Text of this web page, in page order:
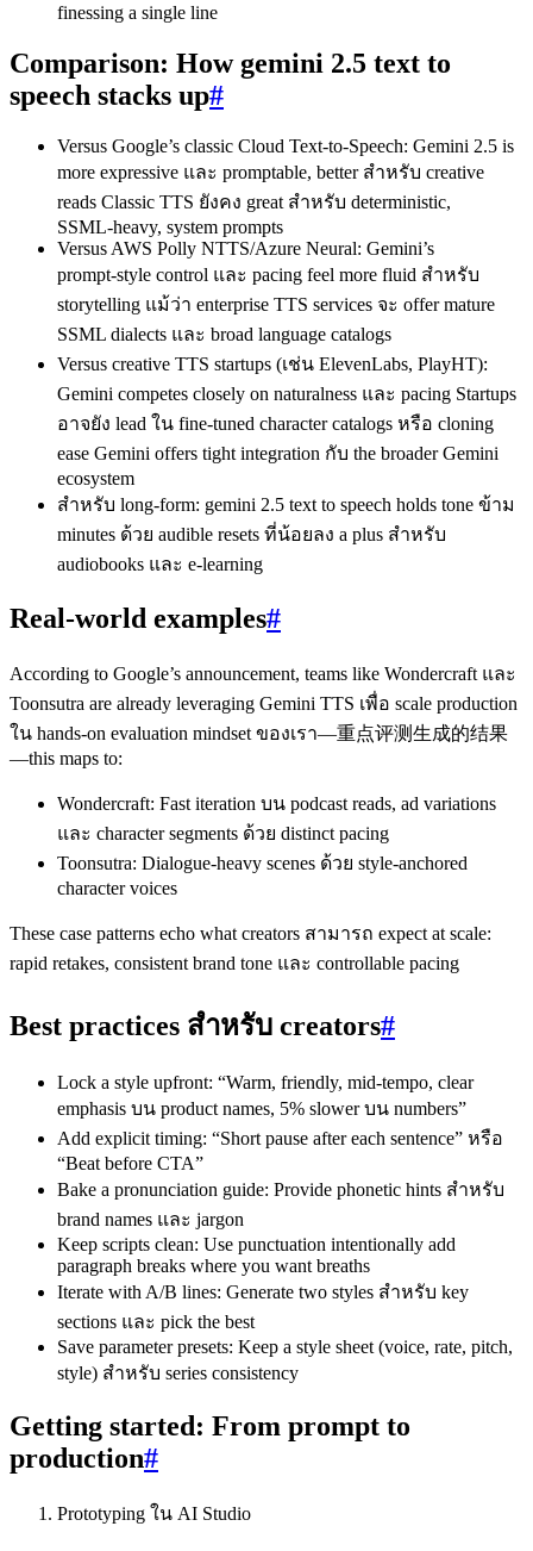
finessing a single line
Comparison: How gemini 2.5 text to
speech stacks up#
Versus Google’s classic Cloud Text‑to‑Speech: Gemini 2.5 is
more expressive และ promptable, better สำหรับ creative
reads Classic TTS ยังคง great สำหรับ deterministic,
SSML‑heavy, system prompts
Versus AWS Polly NTTS/Azure Neural: Gemini’s
prompt‑style control และ pacing feel more fluid สำหรับ
storytelling แม้ว่า enterprise TTS services จะ offer mature
SSML dialects และ broad language catalogs
Versus creative TTS startups (เช่น ElevenLabs, PlayHT):
Gemini competes closely on naturalness และ pacing Startups
อาจยัง lead ใน fine‑tuned character catalogs หรือ cloning
ease Gemini offers tight integration กับ the broader Gemini
ecosystem
สำหรับ long‑form: gemini 2.5 text to speech holds tone ข้าม
minutes ด้วย audible resets ที่น้อยลง a plus สำหรับ
audiobooks และ e‑learning
Real‑world examples#
According to Google’s announcement, teams like Wondercraft และ
Toonsutra are already leveraging Gemini TTS เพื่อ scale production
ใน hands‑on evaluation mindset ของเรา—重点评测生成的结果
—this maps to:
Wondercraft: Fast iteration บน podcast reads, ad variations
และ character segments ด้วย distinct pacing
Toonsutra: Dialogue‑heavy scenes ด้วย style‑anchored
character voices
These case patterns echo what creators สามารถ expect at scale:
rapid retakes, consistent brand tone และ controllable pacing
Best practices สำหรับ creators#
Lock a style upfront: “Warm, friendly, mid‑tempo, clear
emphasis บน product names, 5% slower บน numbers”
Add explicit timing: “Short pause after each sentence” หรือ
“Beat before CTA”
Bake a pronunciation guide: Provide phonetic hints สำหรับ
brand names และ jargon
Keep scripts clean: Use punctuation intentionally add
paragraph breaks where you want breaths
Iterate with A/B lines: Generate two styles สำหรับ key
sections และ pick the best
Save parameter presets: Keep a style sheet (voice, rate, pitch,
style) สำหรับ series consistency
Getting started: From prompt to
production#
Prototyping ใน AI Studio